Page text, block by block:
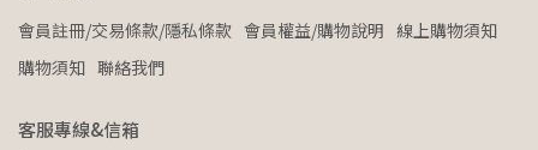
會員註冊/交易條款/隱私條款 會員權益/購物說明 線上購物須知
購物須知 聯絡我們
客服專線&信箱